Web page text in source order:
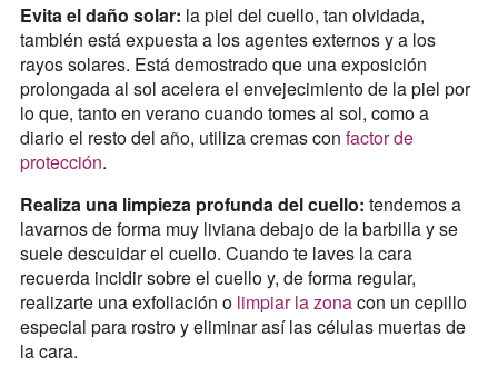
Evita el daño solar: la piel del cuello, tan olvidada,
también está expuesta a los agentes externos y a los
rayos solares. Está demostrado que una exposición
prolongada al sol acelera el envejecimiento de la piel por
lo que, tanto en verano cuando tomes al sol, como a
diario el resto del año, utiliza cremas con factor de
protección.
Realiza una limpieza profunda del cuello: tendemos a
lavarnos de forma muy liviana debajo de la barbilla y se
suele descuidar el cuello. Cuando te laves la cara
recuerda incidir sobre el cuello y, de forma regular,
realizarte una exfoliación o limpiar la zonacon un cepillo
especial para rostro y eliminar así las células muertas de
la cara.